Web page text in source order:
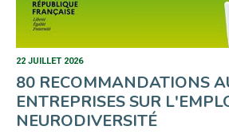
22 JUILLET 2026
80 RECOMMANDATIONS
ENTREPRISES SUR
NEURODIVERSITÉ